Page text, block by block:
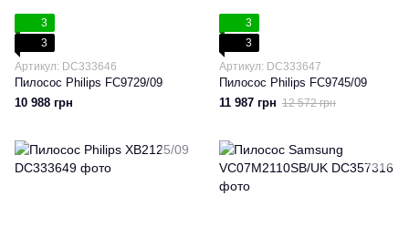
3
3
Артикул: DC333646
Пилосос Philips FC9729/09
10 988 грн
3
3
Артикул: DC333647
Пилосос Philips FC9745/09
11 987 грн 12 572 грн